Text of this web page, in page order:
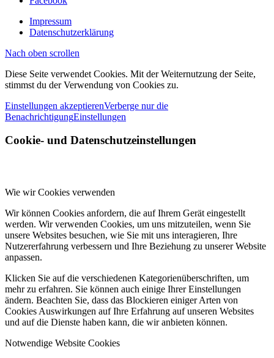
Impressum
Datenschutzerklärung
Nach oben scrollen
Diese Seite verwendet Cookies. Mit der Weiternutzung der Seite,
stimmst du der Verwendung von Cookies zu.
Einstellungen akzeptierenVerberge nur die
BenachrichtigungEinstellungen
Cookie- und Datenschutzeinstellungen
Wie wir Cookies verwenden
Wir können Cookies anfordern, die auf Ihrem Gerät eingestellt
werden. Wir verwenden Cookies, um uns mitzuteilen, wenn Sie
unsere Websites besuchen, wie Sie mit uns interagieren, Ihre
Nutzererfahrung verbessern und Ihre Beziehung zu unserer Website
anpassen.
Klicken Sie auf die verschiedenen Kategorienüberschriften, um
mehr zu erfahren. Sie können auch einige Ihrer Einstellungen
ändern. Beachten Sie, dass das Blockieren einiger Arten von
Cookies Auswirkungen auf Ihre Erfahrung auf unseren Websites
und auf die Dienste haben kann, die wir anbieten können.
Notwendige Website Cookies